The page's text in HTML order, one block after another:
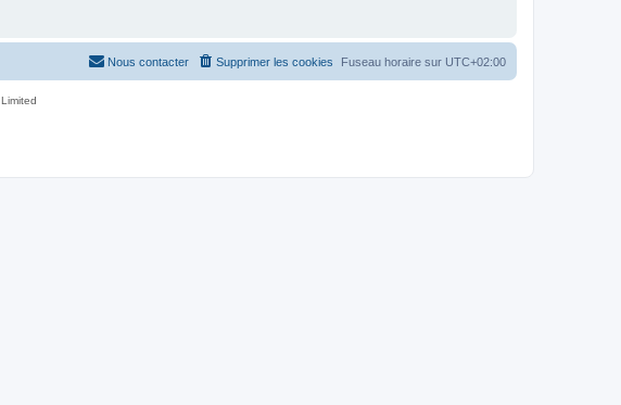
Fuseau horaire sur UTC+02:00
Supprimer les cookies
Nous contacter